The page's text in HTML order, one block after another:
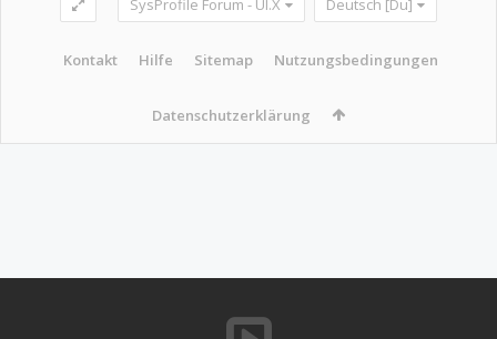
Kontakt Hilfe Sitemap Nutzungsbedingungen
Datenschutzerklärung